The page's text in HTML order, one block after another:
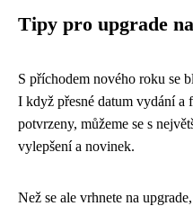
Tipy pro upgrade
S příchodem nového roku se
I když přesné datum vydání a
potvrzeny, můžeme se s
vylepšení a novinek.
Než se ale vrhnete na